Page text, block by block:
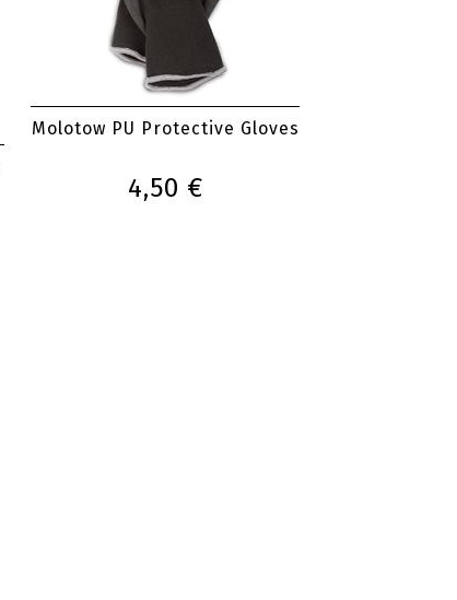
Molotow PU Protective Gloves
4,50 €